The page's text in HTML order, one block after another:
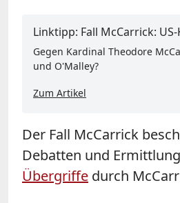
Linktipp: Fall McCarrick:
Gegen Kardinal Theodore
und O'Malley?
Zum Artikel
Der Fall McCarrick
Debatten und
Übergriffe durch